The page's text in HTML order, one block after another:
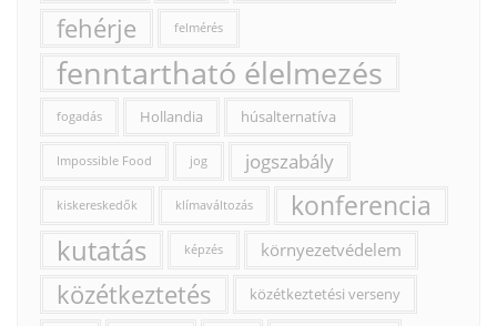
fehérje felmérés
fenntartható élelmezés
fogadás Hollandia húsalternatíva
Impossible Food jog jogszabály
kiskereskedők klímaváltozás konferencia
kutatás képzés környezetvédelem
közétkeztetés közétkeztetési verseny